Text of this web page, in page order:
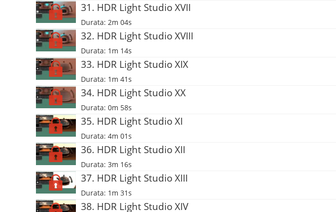
31. HDR Light Studio XVII
Durata: 2m 04s
32. HDR Light Studio XVIII
Durata: 1m 14s
33. HDR Light Studio XIX
Durata: 1m 41s
34. HDR Light Studio XX
Durata: 0m 58s
35. HDR Light Studio XI
Durata: 4m 01s
36. HDR Light Studio XII
Durata: 3m 16s
37. HDR Light Studio XIII
Durata: 1m 31s
38. HDR Light Studio XIV